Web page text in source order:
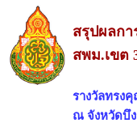
สรุปผลก
สพม.เขต
รางวัลทรง
ณ จังหวัดบึ